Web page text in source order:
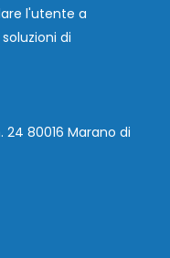
l'utente a
di
24 80016 Marano di